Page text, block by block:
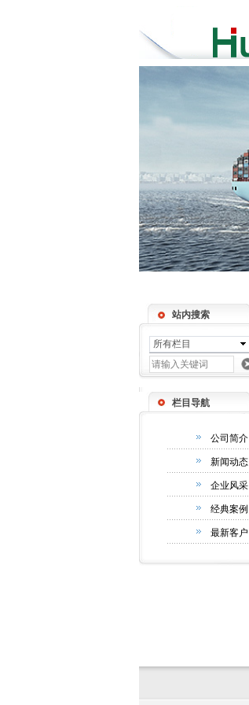
站内搜索
所有栏目
栏目导航
公司简介
新闻动态
企业风采
经典案例
最新客户